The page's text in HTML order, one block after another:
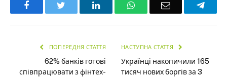
Facebook LinkedInWhatsAppEmail
ПОПЕРЕДНЯ СТАТТЯ
62% банків готові
співпрацювати з фінтех-
НАСТУПНА СТАТТЯ
Українці накопичили 165
тисяч нових боргів за 3